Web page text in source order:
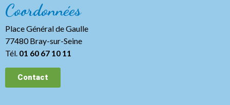
Coordonnées
Place Général de Gaulle
77480 Bray-sur-Seine
Tél. 01 60 67 10 11
Contact